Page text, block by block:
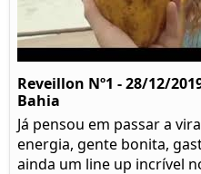
Reveillon Nº1 - 28/12/
Bahia
Já pensou em passar a
energia, gente bonita,
ainda um line up incrível